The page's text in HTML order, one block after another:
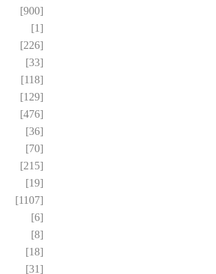
[900]
[1]
[226]
[33]
[118]
[129]
[476]
[36]
[70]
[215]
[19]
[1107]
[6]
[8]
[18]
[31]